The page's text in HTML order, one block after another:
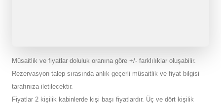
Müsaitlik ve fiyatlar doluluk oranına göre +/- farklılıklar oluşabilir.
Rezervasyon talep sırasında anlık geçerli müsaitlik ve fiyat bilgisi
tarafınıza iletilecektir.
Fiyatlar 2 kişilik kabinlerde kişi başı fiyatlardır. Üç ve dört kişilik